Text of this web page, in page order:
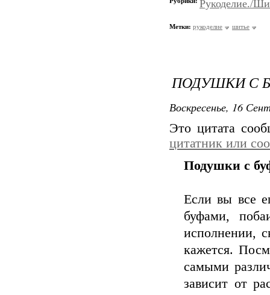
Рукоделие./
Метки: рукоделие шитье
ПОДУШКИ С
Воскресенье, 16
Это цитата
цитатник или
Подушки с
Если вы все
буфами,
исполнении,
кажется.
самыми
зависит от